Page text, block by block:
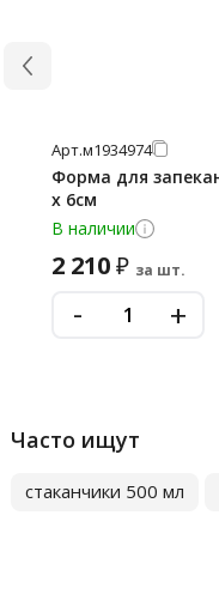
Арт.м1934974
Форма для
х 6см
В наличии
2 210₽ за шт.
- +
Часто ищут
стаканчики 500 мл